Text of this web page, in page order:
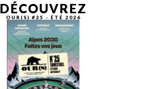
DÉCOUVREZ
OUR(S) #25 - ÉTÉ 2026